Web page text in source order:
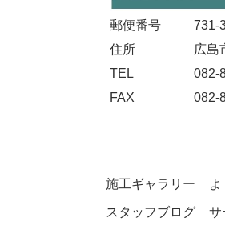
郵便番号
731-
住所
広島
TEL
082-
FAX
082-
施工ギャラリー
サ
スタッフブログ